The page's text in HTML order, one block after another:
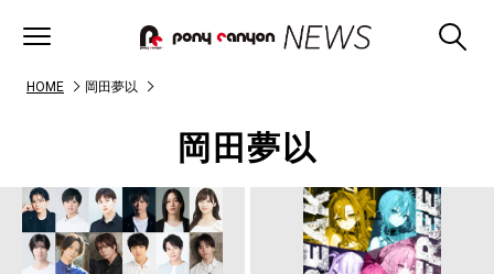
HOME 岡田夢以
岡田夢以